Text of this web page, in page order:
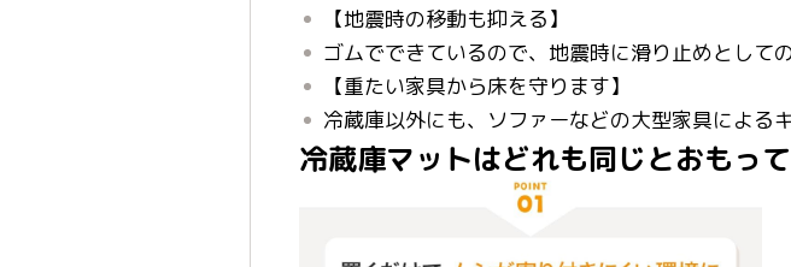
【地震時の移動も抑える】
ゴムでできているので、地震時に滑り止めとして
【重たい家具から床を守ります】
冷蔵庫以外にも、ソファーなどの大型家具による
冷蔵庫マットはどれも同じとおもっ